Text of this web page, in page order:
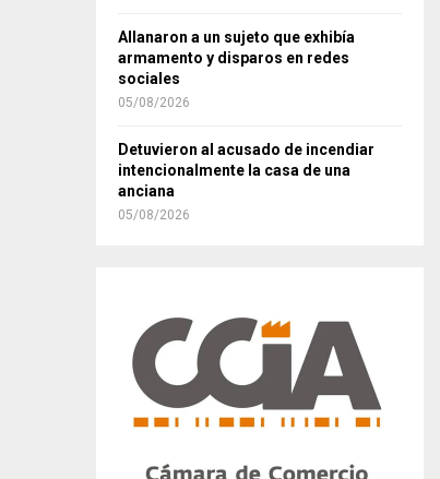
Allanaron a un sujeto que exhibía
armamento y disparos en redes
sociales
05/08/2026
Detuvieron al acusado de incendiar
intencionalmente la casa de una
anciana
05/08/2026